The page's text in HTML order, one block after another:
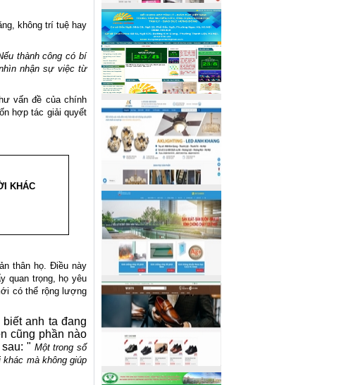
không trí tuệ hay
thành công có bí
nhận sự việc từ
vấn đề của chính
hợp tác giải quyết
KHÁC
thân họ. Điều này
quan trọng, họ yêu
có thể rộng lượng
anh ta đang
cũng phần nào
" Một trong số
mà không giúp